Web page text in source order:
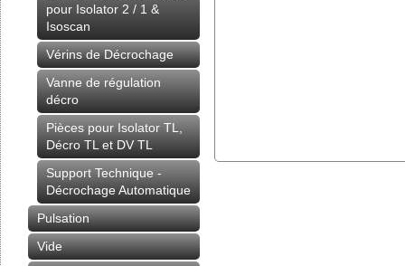
pour Isolator 2 / 1 &
Isoscan
Vérins de Décrochage
Vanne de régulation
décro
Pièces pour Isolator TL,
Décro TL et DV TL
Support Technique -
Décrochage Automatique
Pulsation
Vide